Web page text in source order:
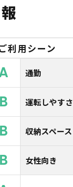
利用シーン
通勤
B 運転しやすさ
B 収納スペース
B 女性向き